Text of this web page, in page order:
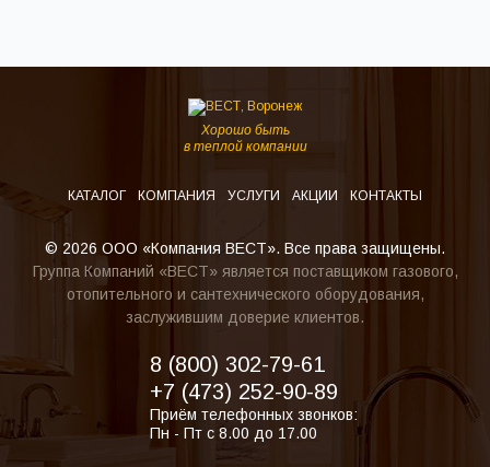
Хорошо быть
в теплой компании
КАТАЛОГ КОМПАНИЯ УСЛУГИ АКЦИИ КОНТАКТЫ
© 2026 ООО «Компания ВЕСТ». Все права защищены.
Группа Компаний «ВЕСТ» является поставщиком газового,
отопительного и сантехнического оборудования,
заслужившим доверие клиентов.
8 (800) 302-79-61
+7 (473) 252-90-89
Приём телефонных звонков:
Пн - Пт с 8.00 до 17.00